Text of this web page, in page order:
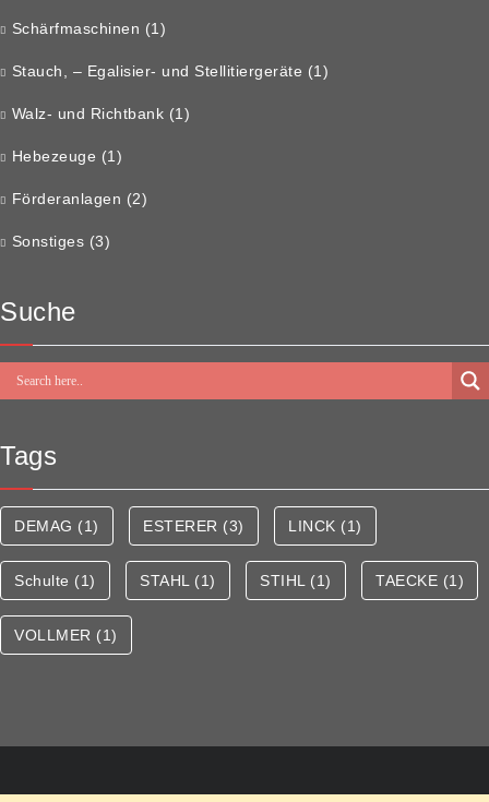
Schärfmaschinen (1)
Stauch, – Egalisier- und Stellitiergeräte (1)
Walz- und Richtbank (1)
Hebezeuge (1)
Förderanlagen (2)
Sonstiges (3)
Suche
Tags
DEMAG (1) ESTERER (3) LINCK (1)
Schulte (1) STAHL (1) STIHL (1) TAECKE (1)
VOLLMER (1)